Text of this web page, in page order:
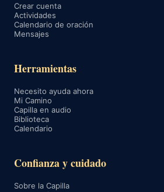
Crear cuenta
Actividades
Calendario de oración
Mensajes
Herramientas
Necesito ayuda ahora
Mi Camino
Capilla en audio
Biblioteca
Calendario
Confianza y cuidado
Sobre la Capilla